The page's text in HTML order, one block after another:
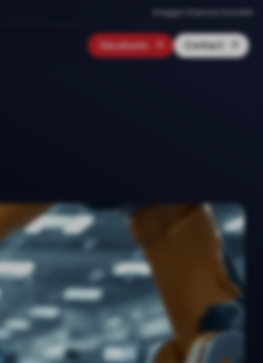
Inloggen Onenine Konnekt
Vacatures Contact